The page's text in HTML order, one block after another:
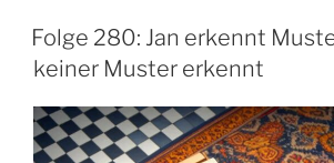
den
Unterschied
D
und
Folge 280: Jan erkennt
keiner Muster erkennt